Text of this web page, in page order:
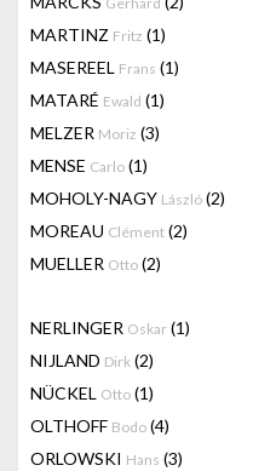
MARTINZ Fritz (1)
MASEREEL Frans (1)
MATARÉ Ewald (1)
MELZER Moriz (3)
MENSE Carlo (1)
MOHOLY-NAGY László (2)
MOREAU Clément (2)
MUELLER Otto (2)
NERLINGER Oskar (1)
NIJLAND Dirk (2)
NÜCKEL Otto (1)
OLTHOFF Bodo (4)
ORLOWSKI Hans (3)